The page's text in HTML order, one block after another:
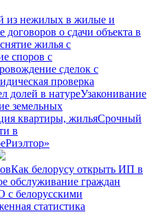
из нежилых в жилые и
о сдачи объекта в
жилья с
споров с
сделок с
проверка
долей в натуреУзаконивание
земельных
квартиры, жильяСрочный
в
Как белорусу открыть ИП в
обслуживание граждан
с белорусскими
статистика